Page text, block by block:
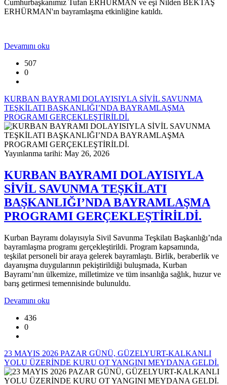
Cumhurbaşkanımız Tufan ERHÜRMAN ve eşi Nilden BEKTAŞ
ERHÜRMAN'ın bayramlaşma etkinliğine katıldı.
Devamını oku
507
0
KURBAN BAYRAMI DOLAYISIYLA SİVİL SAVUNMA
TEŞKİLATI BAŞKANLIĞI’NDA BAYRAMLAŞMA
PROGRAMI GERÇEKLEŞTİRİLDİ.
Yayınlanma tarihi: May 26, 2026
KURBAN BAYRAMI DOLAYISIYLA
SİVİL SAVUNMA TEŞKİLATI
BAŞKANLIĞI’NDA BAYRAMLAŞMA
PROGRAMI GERÇEKLEŞTİRİLDİ.
Kurban Bayramı dolayısıyla Sivil Savunma Teşkilatı Başkanlığı’nda
bayramlaşma programı gerçekleştirildi. Program kapsamında,
teşkilat personeli bir araya gelerek bayramlaştı. Birlik, beraberlik ve
dayanışma duygularının pekiştirildiği buluşmada, Kurban
Bayramı’nın ülkemize, milletimize ve tüm insanlığa sağlık, huzur ve
barış getirmesi temennisinde bulunuldu.
Devamını oku
436
0
23 MAYIS 2026 PAZAR GÜNÜ, GÜZELYURT-KALKANLI
YOLU ÜZERİNDE KURU OT YANGINI MEYDANA GELDİ.